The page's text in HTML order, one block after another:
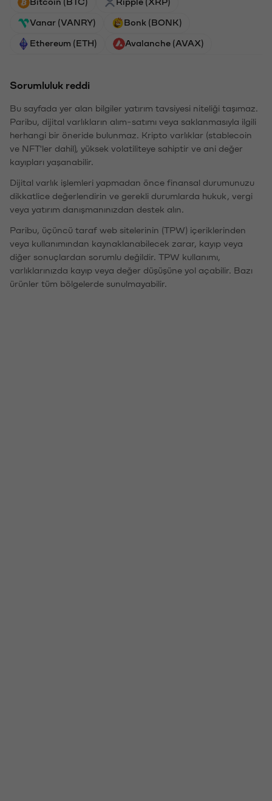
Vanar (VANRY) Bonk (BONK)
Ethereum (ETH) Avalanche (AVAX)
Sorumluluk reddi
Bu sayfada yer alan bilgiler yatırım tavsiyesi niteliği taşımaz.
Paribu, dijital varlıkların alım-satımı veya saklanmasıyla ilgili
herhangi bir öneride bulunmaz. Kripto varlıklar (stablecoin
ve NFT'ler dahil), yüksek volatiliteye sahiptir ve ani değer
kayıpları yaşanabilir.
Dijital varlık işlemleri yapmadan önce finansal durumunuzu
dikkatlice değerlendirin ve gerekli durumlarda hukuk, vergi
veya yatırım danışmanınızdan destek alın.
Paribu, üçüncü taraf web sitelerinin (TPW) içeriklerinden
veya kullanımından kaynaklanabilecek zarar, kayıp veya
diğer sonuçlardan sorumlu değildir. TPW kullanımı,
varlıklarınızda kayıp veya değer düşüşüne yol açabilir. Bazı
ürünler tüm bölgelerde sunulmayabilir.